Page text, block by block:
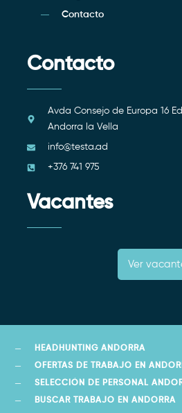
Contacto
Contacto
Avda Consejo de Europa 16
Andorra la Vella
info@testa.ad
+376 741 975
Vacantes
Ver
HEADHUNTING ANDORRA
OFERTAS DE TRABAJO EN
SELECCIÓN DE PERSONAL
BUSCAR TRABAJO EN ANDORRA